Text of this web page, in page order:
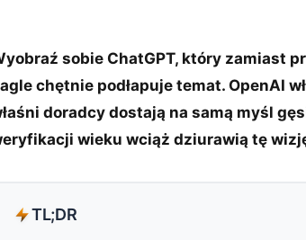
sobie ChatGPT, który zamiast
chętnie podłapuje temat. OpenAI
doradcy dostają na samą myśl
wieku wciąż dziurawią tę
TL;DR